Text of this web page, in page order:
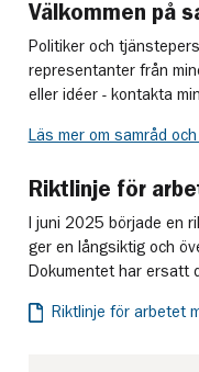
Välkommen på
Politiker och
representanter från
eller idéer - kontakta
Läs mer om samråd
Riktlinje för
I juni 2025 började en
ger en långsiktig och
Dokumentet har ersatt
Riktlinje för arbetet